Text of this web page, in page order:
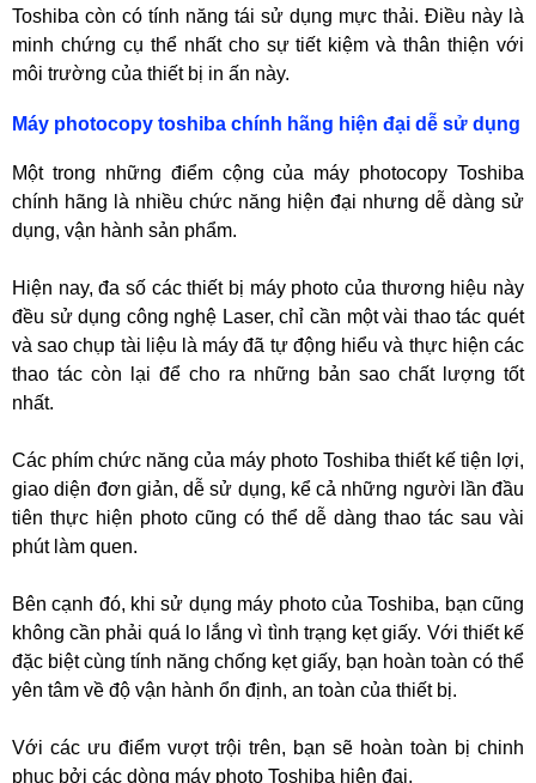
Toshiba còn có tính năng tái sử dụng mực thải. Điều này là
minh chứng cụ thể nhất cho sự tiết kiệm và thân thiện với
môi trường của thiết bị in ấn này.
Máy photocopy toshiba chính hãng hiện đại dễ sử dụng
Một trong những điểm cộng của máy photocopy Toshiba
chính hãng là nhiều chức năng hiện đại nhưng dễ dàng sử
dụng, vận hành sản phẩm.
Hiện nay, đa số các thiết bị máy photo của thương hiệu này
đều sử dụng công nghệ Laser, chỉ cần một vài thao tác quét
và sao chụp tài liệu là máy đã tự động hiểu và thực hiện các
thao tác còn lại để cho ra những bản sao chất lượng tốt
nhất.
Các phím chức năng của máy photo Toshiba thiết kế tiện lợi,
giao diện đơn giản, dễ sử dụng, kể cả những người lần đầu
tiên thực hiện photo cũng có thể dễ dàng thao tác sau vài
phút làm quen.
Bên cạnh đó, khi sử dụng máy photo của Toshiba, bạn cũng
không cần phải quá lo lắng vì tình trạng kẹt giấy. Với thiết kế
đặc biệt cùng tính năng chống kẹt giấy, bạn hoàn toàn có thể
yên tâm về độ vận hành ổn định, an toàn của thiết bị.
Với các ưu điểm vượt trội trên, bạn sẽ hoàn toàn bị chinh
phục bởi các dòng máy photo Toshiba hiện đại.